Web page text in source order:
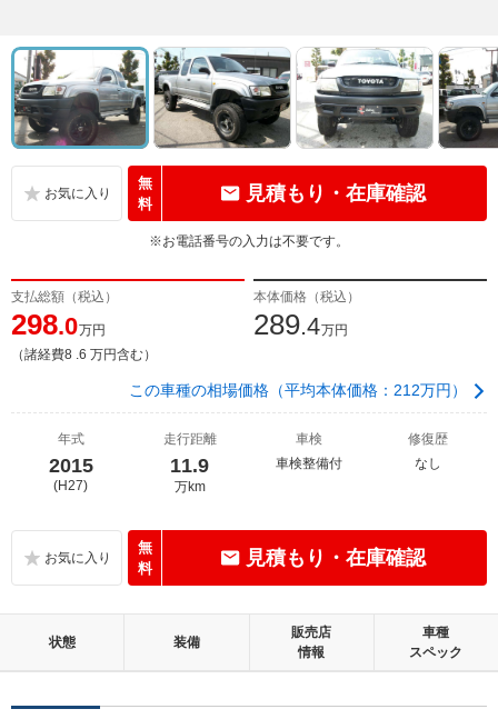
無
料
見積もり・在庫確認
※お電話番号の入力は不要です。
支払総額（税込）
298.0万円
（諸経費8 .6 万円含む）
本体価格（税込）
289.4万円
この車種の相場価格（平均本体価格：212万円）
年式
2015
(H27)
走行距離
11.9
万km
車検
車検整備付
修復歴
なし
無
料
見積もり・在庫確認
状態 装備
販売店
情報
車種
スペック